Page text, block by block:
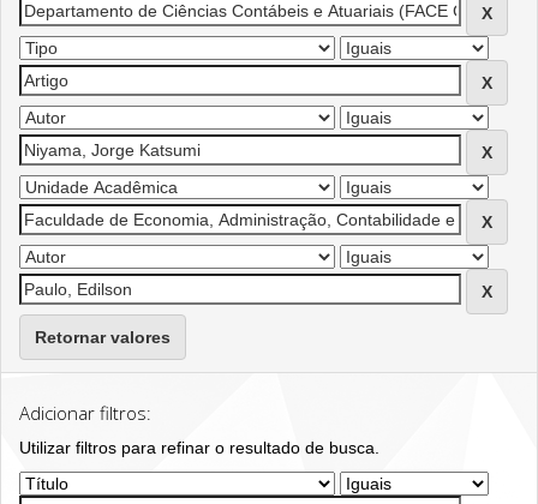
Retornar valores
Adicionar filtros:
Utilizar filtros para refinar o resultado de busca.